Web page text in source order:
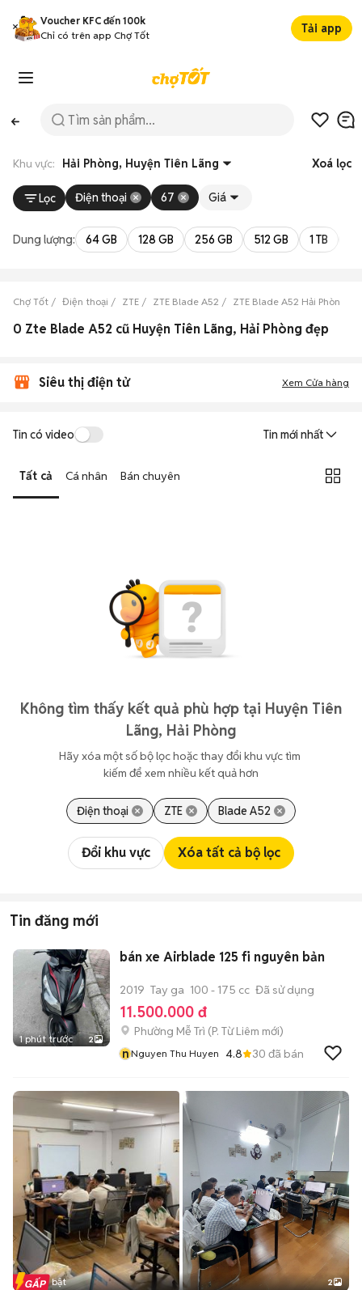
Voucher KFC đến 100k
Chỉ có trên app Chợ Tốt
Tải app
Khu vực: Hải Phòng, Huyện Tiên Lãng Xoá lọc
Lọc Điện thoại 67 Giá
Dung lượng: 64 GB 128 GB 256 GB 512 GB 1 TB
Chợ Tốt Điện thoại ZTE ZTE Blade A52 ZTE Blade A52 Hải Phòng
0 Zte Blade A52 cũ Huyện Tiên Lãng, Hải Phòng đẹp
Siêu thị điện tử Xem Cửa hàng
Tin có video Tin mới nhất
Tất cả Cá nhân Bán chuyên
Không tìm thấy kết quả phù hợp tại Huyện Tiên
Lãng, Hải Phòng
Hãy xóa một số bộ lọc hoặc thay đổi khu vực tìm
kiếm để xem nhiều kết quả hơn
Điện thoại ZTE Blade A52
Đổi khu vực Xóa tất cả bộ lọc
Tin đăng mới
1 phút trước 2
bán xe Airblade 125 fi nguyên bản
2019 Tay ga 100 - 175 cc Đã sử dụng
11.500.000 đ
Phường Mễ Trì (P. Từ Liêm mới)
nNguyen Thu Huyen 4.8 30 đã bán
Tin nổi bật 2